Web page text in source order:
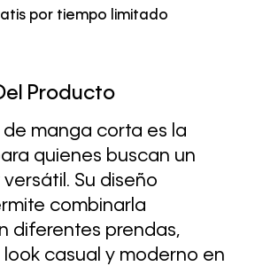
por tiempo limitado
Producto
de manga corta es la
quienes buscan un
Su diseño
combinarla
diferentes prendas,
casual y moderno en